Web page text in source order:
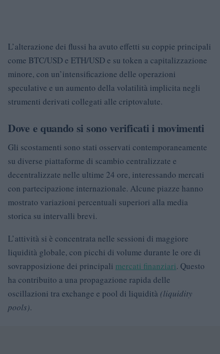
L’alterazione dei flussi ha avuto effetti su coppie principali
come BTC/USD e ETH/USD e su token a capitalizzazione
minore, con un’intensificazione delle operazioni
speculative e un aumento della volatilità implicita negli
strumenti derivati collegati alle criptovalute.
Dove e quando si sono verificati i movimenti
Gli scostamenti sono stati osservati contemporaneamente
su diverse piattaforme di scambio centralizzate e
decentralizzate nelle ultime 24 ore, interessando mercati
con partecipazione internazionale. Alcune piazze hanno
mostrato variazioni percentuali superiori alla media
storica su intervalli brevi.
L’attività si è concentrata nelle sessioni di maggiore
liquidità globale, con picchi di volume durante le ore di
sovrapposizione dei principali mercati finanziari. Questo
ha contribuito a una propagazione rapida delle
oscillazioni tra exchange e pool di liquidità (liquidity
pools).